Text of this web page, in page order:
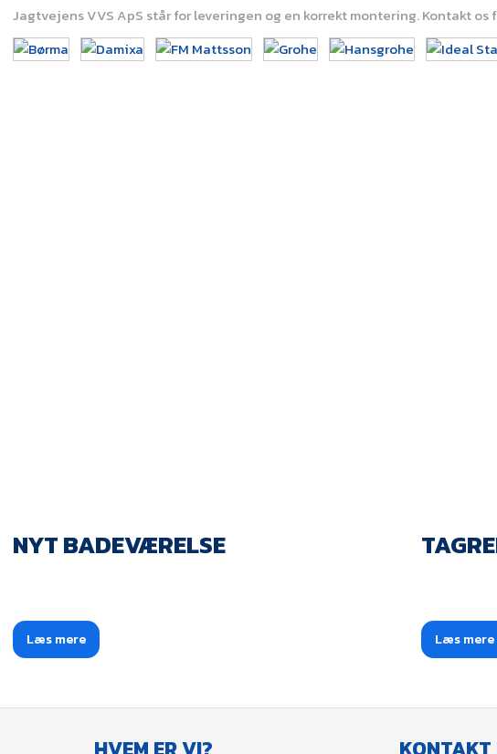
Jagtvejens VVS ApS står for leveringen og en korrekt montering. Kontakt
NYT BADEVÆRELSE
Læs mere​ Læs mere​